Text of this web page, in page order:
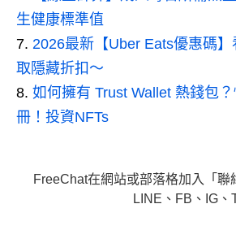
生健康標準值
2026最新【Uber Eats優惠碼
取隱藏折扣～
如何擁有 Trust Wallet 熱錢包
冊！投資NFTs
FreeChat在網站或部落格加入「聯
LINE、FB、IG